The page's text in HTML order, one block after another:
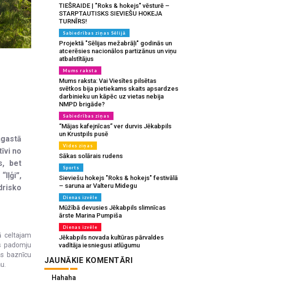
no
bet
celtajam
padomju
baznīcu
TIEŠRAIDE | "Roks & hokejs" vēsturē –
STARPTAUTISKS SIEVIEŠU HOKEJA
TURNĪRS!
Sabiedrības ziņas Sēlijā
Projektā "Sēlijas mežabrāļi" godinās un
atcerēsies nacionālos partizānus un viņu
atbalstītājus
Mums raksta
Mums raksta: Vai Viesītes pilsētas
svētkos bija pietiekams skaits apsardzes
darbinieku un kāpēc uz vietas nebija
NMPD brigāde?
Sabiedrības ziņas
“Mājas kafejnīcas” ver durvis Jēkabpils
un Krustpils pusē
Vides ziņas
Sākas solārais rudens
Sports
Sieviešu hokejs "Roks & hokejs" festivālā
– saruna ar Valteru Midegu
Dienas izvēle
Mūžībā devusies Jēkabpils slimnīcas
ārste Marina Pumpiša
Dienas izvēle
Jēkabpils novada kultūras pārvaldes
vadītāja iesniegusi atlūgumu
JAUNĀKIE KOMENTĀRI
Hahaha